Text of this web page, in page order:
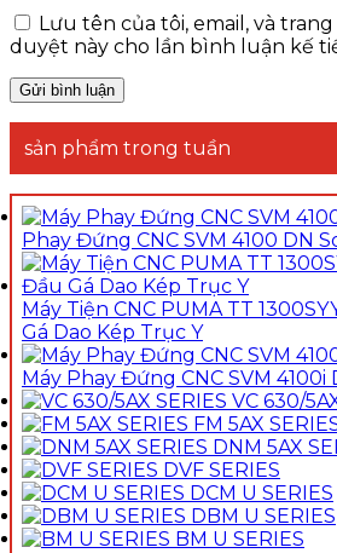
Lưu tên của tôi, email, và
duyệt này cho lần bình luận kế
sản phẩm trong tuần
Phay Đứng CNC SVM 4100 DN
Máy Tiện CNC PUMA TT
Gá Dao Kép Trục Y
Máy Phay Đứng CNC SVM 4100i
VC 630/
FM 5AX
DNM 5AX
DVF SERIES
DCM U SERIES
DBM U SERIES
BM U SERIES